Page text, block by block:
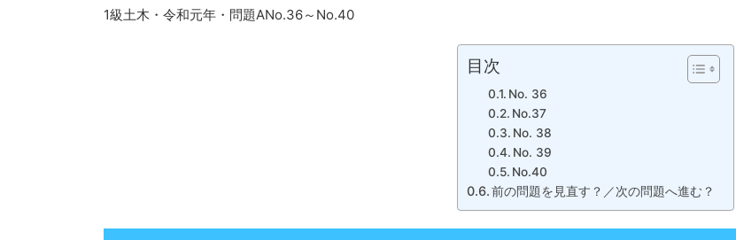
1級土木・令和元年・問題ANo.36～No.40
目次
No. 36
No.37
No. 38
No. 39
No.40
前の問題を見直す？／次の問題へ進む？